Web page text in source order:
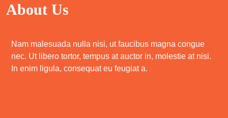
About Us
Nam malesuada nulla nisi, ut faucibus magna congue
nec. Ut libero tortor, tempus at auctor in, molestie at nisi.
In enim ligula, consequat eu feugiat a.